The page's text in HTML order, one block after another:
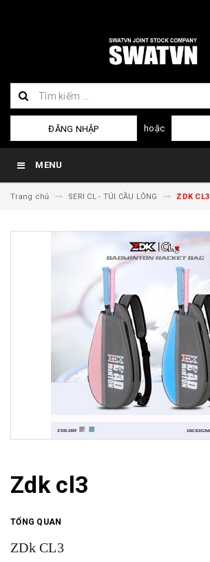
ĐĂNG NHẬP hoặc
MENU
Trang chủ SERI CL - TÚI CẦU LÔNG ZDK CL3
Zdk cl3
TỔNG QUAN
ZDk CL3